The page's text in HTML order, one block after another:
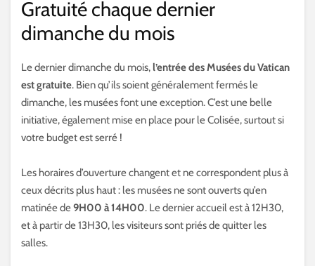
Gratuité chaque dernier
dimanche du mois
Le dernier dimanche du mois, l’entrée des Musées du Vatican
est gratuite. Bien qu’ils soient généralement fermés le
dimanche, les musées font une exception. C’est une belle
initiative, également mise en place pour le Colisée, surtout si
votre budget est serré !
Les horaires d’ouverture changent et ne correspondent plus à
ceux décrits plus haut : les musées ne sont ouverts qu’en
matinée de9H00 à 14H00. Le dernier accueil est à 12H30,
et à partir de 13H30, les visiteurs sont priés de quitter les
salles.